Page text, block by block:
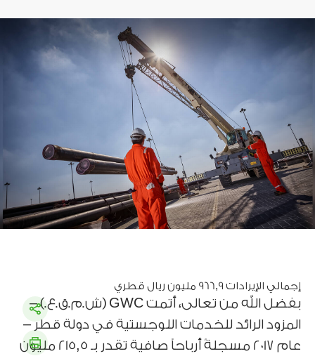
إجمالي الإيرادات 966,9 مليون ريال قطري
بفضل الله من تعالى، أتمت GWC (ش.م.ق.ع.) –
المزود الرائد للخدمات اللوجستية في دولة قطر –
عام 2017 مسجلةً أرباحاً صافية تقدر بـ 215,5 مليون